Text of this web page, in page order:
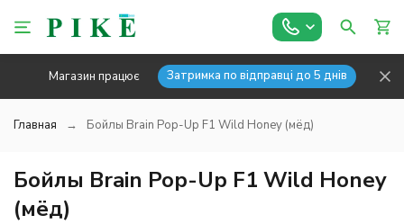
Магазин працює Затримка по відправці до 5 днів
Главная Бойлы Brain Pop-Up F1 Wild Honey (мёд)
Бойлы Brain Pop-Up F1 Wild Honey
(мёд)